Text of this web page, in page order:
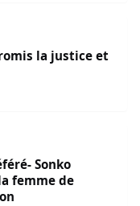
la justice et
Sonko
femme de